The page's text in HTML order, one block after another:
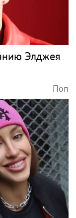
Элджея
Поп